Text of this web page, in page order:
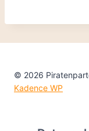
© 2026
Kadence WP